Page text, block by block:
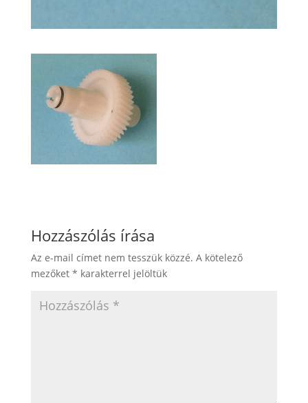
Hozzászólás írása
Az e-mail címet nem tesszük közzé. A kötelező
mezőket * karakterrel jelöltük